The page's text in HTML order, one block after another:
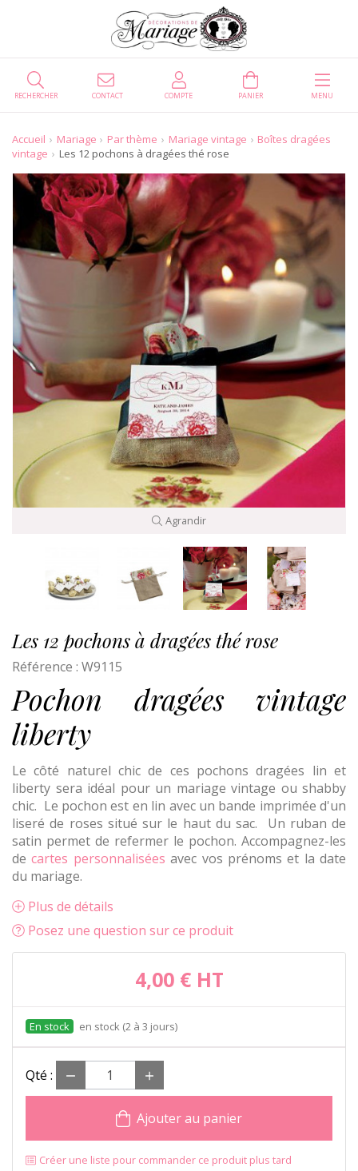
CONTACT
RECHERCHER COMPTE PANIER MENU
Accueil Mariage Par thème Mariage vintage
Boîtes dragées
vintage
Les 12 pochons à dragées thé rose
Agrandir
Les 12 pochons à dragées thé rose
Référence : W9115
Pochon dragées vintage
liberty
Le côté naturel chic de ces pochons dragées lin et
liberty sera idéal pour un mariage vintage ou shabby
chic. Le pochon est en lin avec un bande imprimée d'un
liseré de roses situé sur le haut du sac. Un ruban de
satin permet de refermer le pochon. Accompagnez-les
decartes personnaliséesavec vos prénoms et la date
du mariage.
Plus de détails
Posez une question sur ce produit
4,00 € HT
en stock (2 à 3 jours)
Qté :
Ajouter au panier
Créer une liste pour commander ce produit plus tard